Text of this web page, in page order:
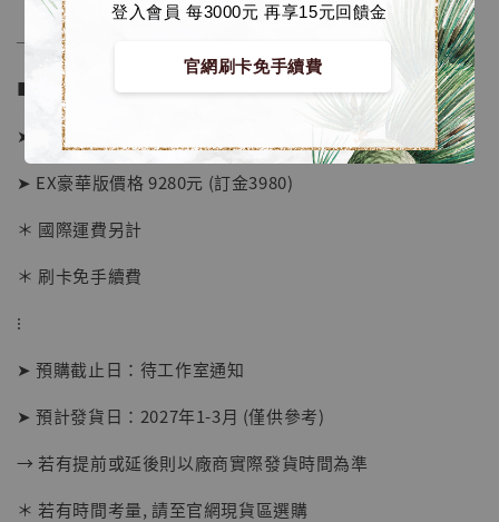
登入會員 每3000元 再享15元回饋金
官網刷卡免手續費
摩 [7STARS Studio]
NT$ 1,500
NT$ 1,870
──────────────
■ 販售資訊 (NT$)：
➤ 標準版價格 3980元 (訂金1980)
➤ EX豪華版價格 9280元 (訂金3980)
＊ 國際運費另計
＊ 刷卡免手續費
⁝
➤ 預購截止日：待工作室通知
➤ 預計發貨日：2027年1-3月 (僅供參考)
→ 若有提前或延後則以廠商實際發貨時間為準
＊ 若有時間考量, 請至官網現貨區選購